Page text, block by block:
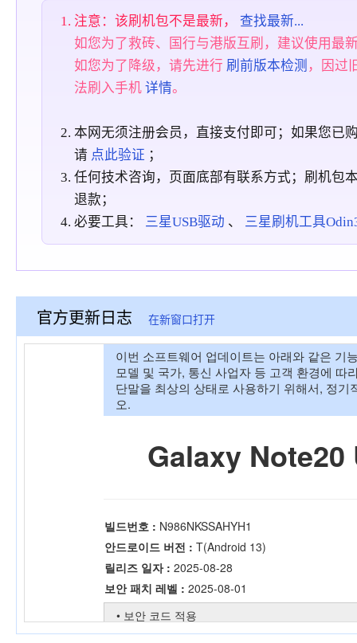
注意：该刷机包不是最新， 查找最新...
如您为了救砖、国行与港版互刷，建议使用最
如您为了降级，请先进行 刷前版本检测 ，因过
法刷入手机详情。
本网无须注册会员，直接支付即可；如果您已
请 点此验证 ；
任何技术咨询，页面底部有联系方式；刷机包
退款；
必要工具： 三星USB驱动 、 三星刷机工具
官方更新日志 在新窗口打开